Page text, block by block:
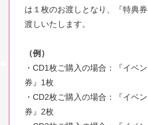
は１枚のお渡しとなり、『特典
渡しいたします。
（例）
・CD1枚ご購入の場合：『イベ
券』1枚
・CD2枚ご購入の場合：『イベ
券』2枚